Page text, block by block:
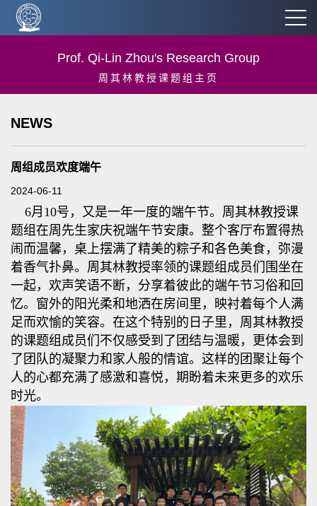
Prof. Qi-Lin Zhou's Research Group
周其林教授课题组主页
NEWS
周组成员欢度端午
2024-06-11
6月10号，又是一年一度的端午节。周其林教授课
题组在周先生家庆祝端午节安康。整个客厅布置得热
闹而温馨，桌上摆满了精美的粽子和各色美食，弥漫
着香气扑鼻。周其林教授率领的课题组成员们围坐在
一起，欢声笑语不断，分享着彼此的端午节习俗和回
忆。窗外的阳光柔和地洒在房间里，映衬着每个人满
足而欢愉的笑容。在这个特别的日子里，周其林教授
的课题组成员们不仅感受到了团结与温暖，更体会到
了团队的凝聚力和家人般的情谊。这样的团聚让每个
人的心都充满了感激和喜悦，期盼着未来更多的欢乐
时光。